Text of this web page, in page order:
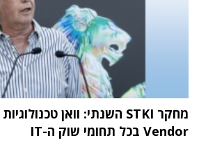
Vendor בכל תחומי שוק ה-IT